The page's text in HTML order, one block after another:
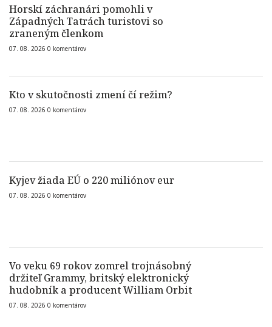
Horskí záchranári pomohli v
Západných Tatrách turistovi so
zraneným členkom
07. 08. 2026 0 komentárov
Kto v skutočnosti zmení čí režim?
07. 08. 2026 0 komentárov
Kyjev žiada EÚ o 220 miliónov eur
07. 08. 2026 0 komentárov
Vo veku 69 rokov zomrel trojnásobný
držiteľ Grammy, britský elektronický
hudobník a producent William Orbit
07. 08. 2026 0 komentárov